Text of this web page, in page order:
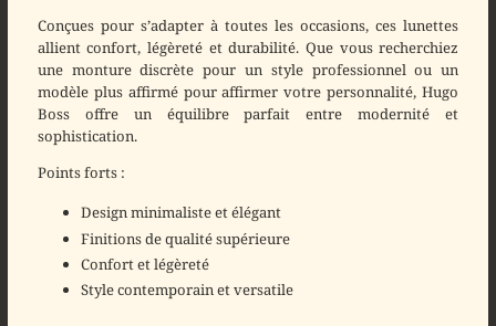
Conçues pour s’adapter à toutes les occasions, ces lunettes
allient confort, légèreté et durabilité. Que vous recherchiez
une monture discrète pour un style professionnel ou un
modèle plus affirmé pour affirmer votre personnalité, Hugo
Boss offre un équilibre parfait entre modernité et
sophistication.
Points forts :
Design minimaliste et élégant
Finitions de qualité supérieure
Confort et légèreté
Style contemporain et versatile